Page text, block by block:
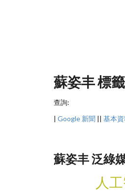
蘇姿丰 標
查詢:
| Google 新聞|| 基本
蘇姿丰 泛綠
人